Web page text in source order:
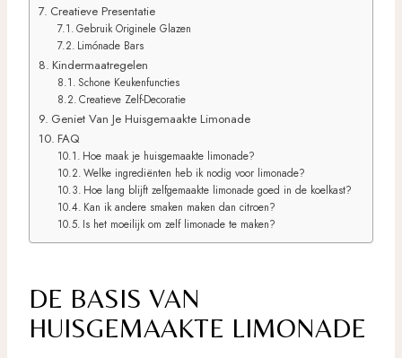
Creatieve Presentatie
Gebruik Originele Glazen
Limónade Bars
Kindermaatregelen
Schone Keukenfuncties
Creatieve Zelf-Decoratie
Geniet Van Je Huisgemaakte Limonade
FAQ
Hoe maak je huisgemaakte limonade?
Welke ingrediënten heb ik nodig voor limonade?
Hoe lang blijft zelfgemaakte limonade goed in de koelkast?
Kan ik andere smaken maken dan citroen?
Is het moeilijk om zelf limonade te maken?
DE BASIS VAN
HUISGEMAAKTE LIMONADE